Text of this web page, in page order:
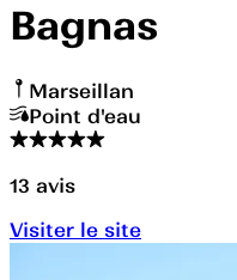
Bagnas
Marseillan
Point d'eau
13 avis
Visiter le site